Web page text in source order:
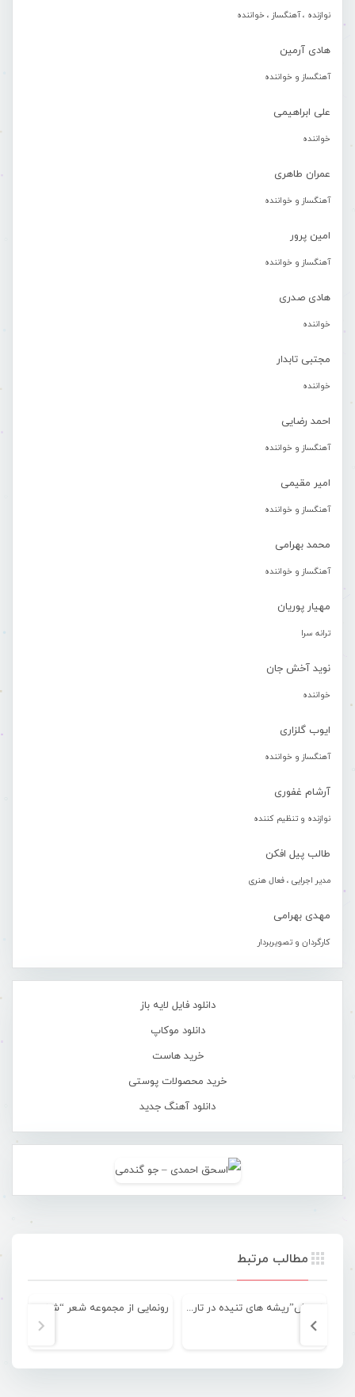
نوازنده ، آهنگساز ، خواننده
هادی آرمین
آهنگساز و خواننده
علی ابراهیمی
خواننده
عمران طاهری
آهنگساز و خواننده
امین پرور
آهنگساز و خواننده
هادی صدری
خواننده
مجتبی تابدار
خواننده
احمد رضایی
آهنگساز و خواننده
امیر مقیمی
آهنگساز و خواننده
محمد بهرامی
آهنگساز و خواننده
مهیار پوریان
ترانه سرا
نوید آخش جان
خواننده
ایوب گلزاری
آهنگساز و خواننده
آرشام غفوری
نوازنده و تنظیم کننده
طالب پیل افکن
مدیر اجرایی ، فعال هنری
مهدی بهرامی
کارگردان و تصویربردار
دانلود فایل لایه باز
دانلود موکاپ
خرید هاست
خرید محصولات پوستی
دانلود آهنگ جدید
مطالب مرتبط
نمایش”ریشه های تنیده در تار عنکبوت”+تصویری